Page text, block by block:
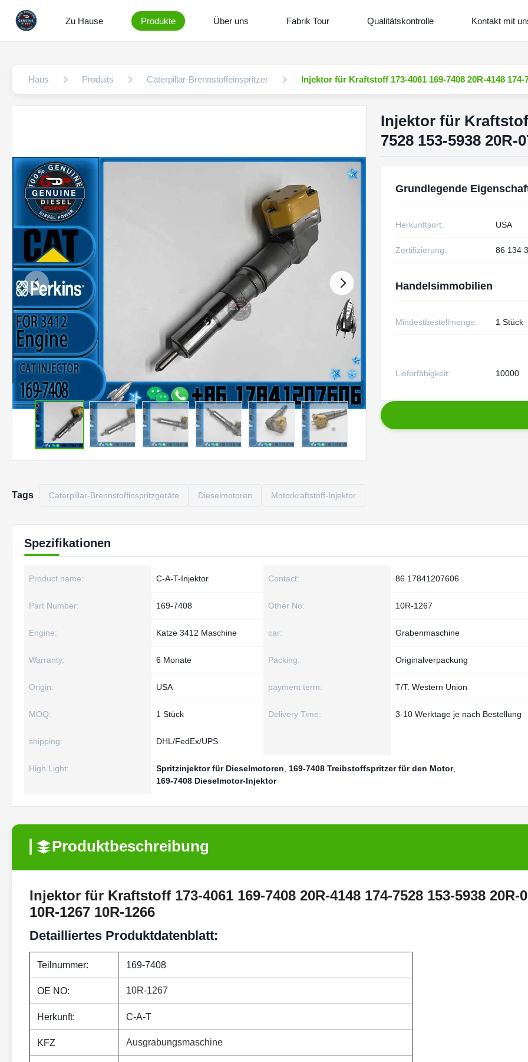
Zu Hause Produkte Über uns Fabrik Tour Qualitätskontrolle Kontakt mit
Haus Produits Caterpillar-Brennstoffeinspritzer Injektor für Kraftstoff 173-4061 169-7408 20R-4148 174-
Injektor für
7528 153-5938 20R-
Grundlegende
Herkunftsort: USA
Zertifizierung: 86 134
Handelsimmobilien
Mindestbestellmenge: 1 Stück
Lieferfähigkeit: 10000
Tags Caterpillar-Brennstoffinspritzgeräte Dieselmotoren Motorkraftstoff-Injektor
Spezifikationen
Product name: C-A-T-Injektor Contact: 86 17841207606
Part Number: 169-7408 Other No: 10R-1267
Engine: Katze 3412 Maschine car: Grabenmaschine
Warranty: 6 Monate Packing: Originalverpackung
Origin: USA payment term: T/T. Western Union
MOQ: 1 Stück Delivery Time: 3-10 Werktage je nach Bestellung
shipping: DHL/FedEx/UPS
High Light: Spritzinjektor für Dieselmotoren 169-7408 Treibstoffspritzer für den Motor,
169-7408 Dieselmotor-Injektor
Produktbeschreibung
Injektor für Kraftstoff 173-4061 169-7408 20R-4148 174-7528 153-5938 20R-
10R-1267 10R-1266
Detailliertes Produktdatenblatt:
Teilnummer: 169-7408
OE NO: 10R-1267
Herkunft: C-A-T
KFZ Ausgrabungsmaschine